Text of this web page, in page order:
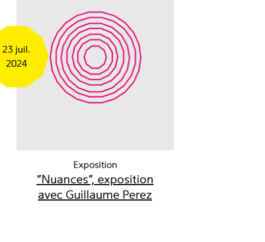
23 juil.
2024
Exposition
"Nuances", exposition
avec Guillaume Perez